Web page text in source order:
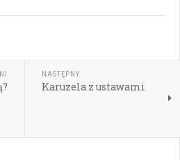
NASTĘPNY
Karuzela z ustawami